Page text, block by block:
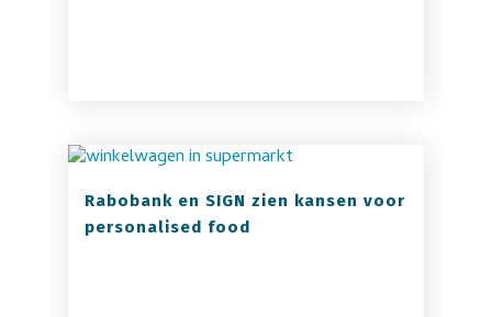
Rabobank en SIGN zien kansen voor
personalised food